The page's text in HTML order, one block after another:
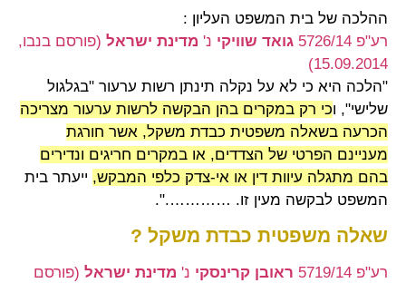
ההלכה של בית המשפט העליון :
רע"פ 5726/14
גואד שוויקי נ' מדינת ישראל (פורסם בנבו,
15.09.2014)
"הלכה היא כי לא על נקלה תינתן רשות ערעור "בגלגול
שלישי", וכי רק במקרים בהן הבקשה לרשות ערעור מצריכה
הכרעה בשאלה משפטית כבדת משקל, אשר חורגת
מעניינם הפרטי של הצדדים, או במקרים חריגים ונדירים
בהם מתגלה עיוות דין או אי-צדק כלפי המבקש, ייעתר בית
המשפט לבקשה מעין זו. ………….".
שאלה משפטית כבדת משקל ?
רע"פ 5719/14 ראובן קרינסקי נ' מדינת ישראל (פורסם